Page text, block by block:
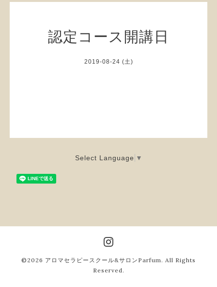
認定コース開講日
2019-08-24 (土)
Select Language ▼
©2026 アロマセラピースクール&サロンParfum . All Rights
Reserved.